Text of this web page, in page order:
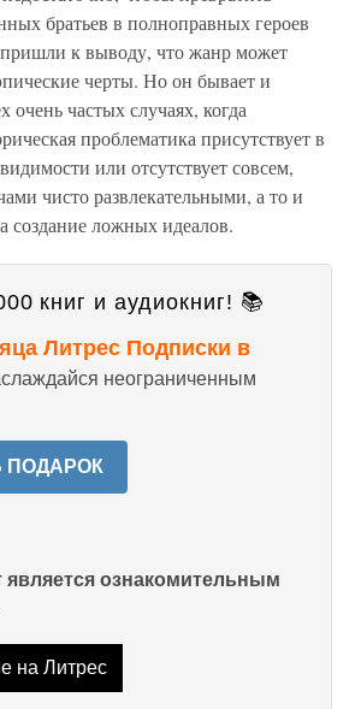
братьев в полноправных героев
к выводу, что жанр может
черты. Но он бывает и
частых случаях, когда
проблематика присутствует в
или отсутствует совсем,
чисто развлекательными, а то и
создание ложных идеалов.
книг и аудиокниг! 📚
Литрес Подписки в
неограниченным
ПОДАРОК
является ознакомительным
на Литрес